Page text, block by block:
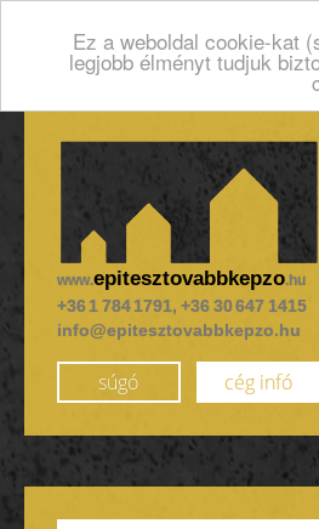
Ez a weboldal cookie-kat
legjobb élményt tudjuk
www.epitesztovabbkepzo.hu
+36 1 784 1791, +36 30 647 1415
info@epitesztovabbkepzo.hu
súgó cég infó